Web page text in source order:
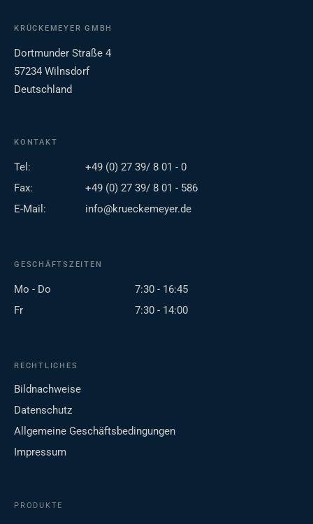
KRÜCKEMEYER GMBH
Dortmunder Straße 4
57234 Wilnsdorf
Deutschland
KONTAKT
Tel:
+49 (0) 27 39/ 8 01 - 0
Fax:
+49 (0) 27 39/ 8 01 - 586
E-Mail:
info@krueckemeyer.de
GESCHÄFTSZEITEN
Mo - Do
7:30 - 16:45
Fr
7:30 - 14:00
RECHTLICHES
Bildnachweise
Datenschutz
Allgemeine Geschäftsbedingungen
Impressum
PRODUKTE